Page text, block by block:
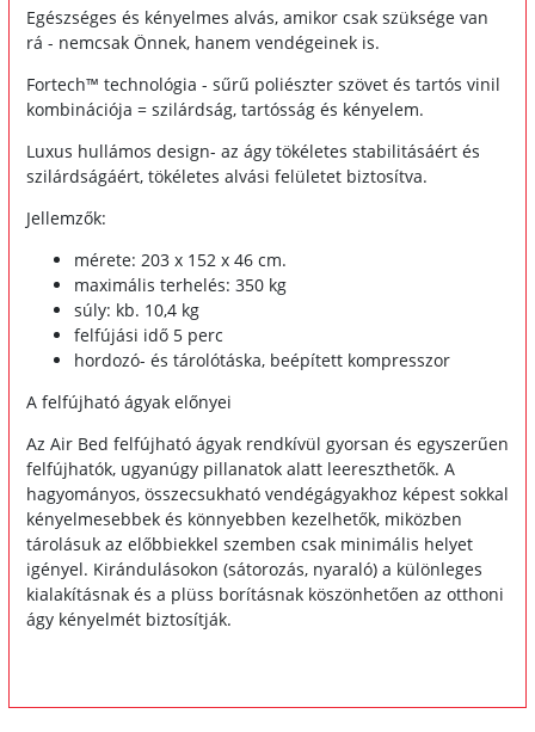
Egészséges és kényelmes alvás, amikor csak szüksége van
rá - nemcsak Önnek, hanem vendégeinek is.
Fortech™ technológia - sűrű poliészter szövet és tartós vinil
kombinációja = szilárdság, tartósság és kényelem.
Luxus hullámos design- az ágy tökéletes stabilitásáért és
szilárdságáért, tökéletes alvási felületet biztosítva.
Jellemzők:
mérete: 203 x 152 x 46 cm.
maximális terhelés: 350 kg
súly: kb. 10,4 kg
felfújási idő 5 perc
hordozó- és tárolótáska, beépített kompresszor
A felfújható ágyak előnyei
Az Air Bed felfújható ágyak rendkívül gyorsan és egyszerűen
felfújhatók, ugyanúgy pillanatok alatt leereszthetők. A
hagyományos, összecsukható vendégágyakhoz képest sokkal
kényelmesebbek és könnyebben kezelhetők, miközben
tárolásuk az előbbiekkel szemben csak minimális helyet
igényel. Kirándulásokon (sátorozás, nyaraló) a különleges
kialakításnak és a plüss borításnak köszönhetően az otthoni
ágy kényelmét biztosítják.